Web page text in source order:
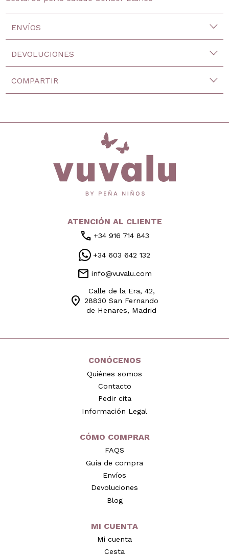
ENVÍOS
DEVOLUCIONES
COMPARTIR
ATENCIÓN AL CLIENTE
call +34 916 714 843
+34 603 642 132
mail info@vuvalu.com
location_on
Calle de la Era, 42,
28830 San Fernando
de Henares, Madrid
CONÓCENOS
Quiénes somos
Contacto
Pedir cita
Información Legal
CÓMO COMPRAR
FAQS
Guía de compra
Envíos
Devoluciones
Blog
MI CUENTA
Mi cuenta
Cesta